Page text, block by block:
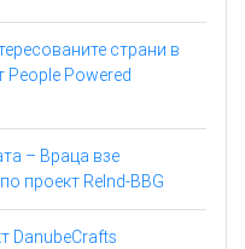
страни в
People Powered
– Враца взе
проект ReInd-BBG
DanubeCrafts